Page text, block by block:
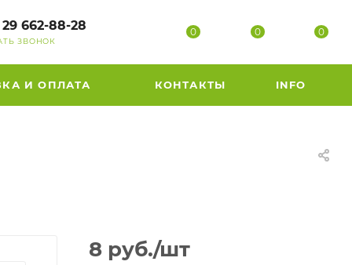
29 662-88-28
ЗВОНОК
0 0 0
И ОПЛАТА КОНТАКТЫ INFO
8 руб./шт